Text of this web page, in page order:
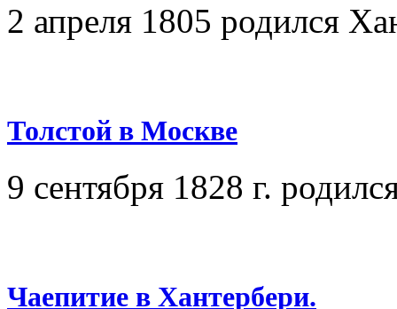
2 апреля 1805 родился
Толстой в Москве
9 сентября 1828 г.
Чаепитие в Хантербери.